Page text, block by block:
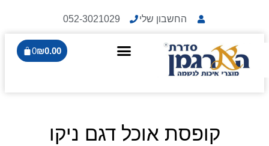
החשבון שלי 052-3021029
₪0.00
0
קופסת אוכל דגם ניקו